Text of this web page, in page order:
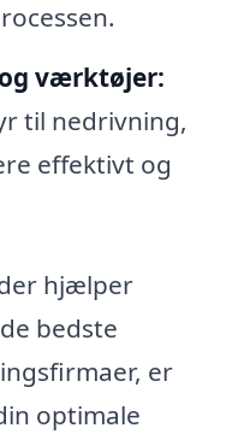
værktøjer:
til nedrivning,
effektivt og
hjælper
bedste
er
optimale